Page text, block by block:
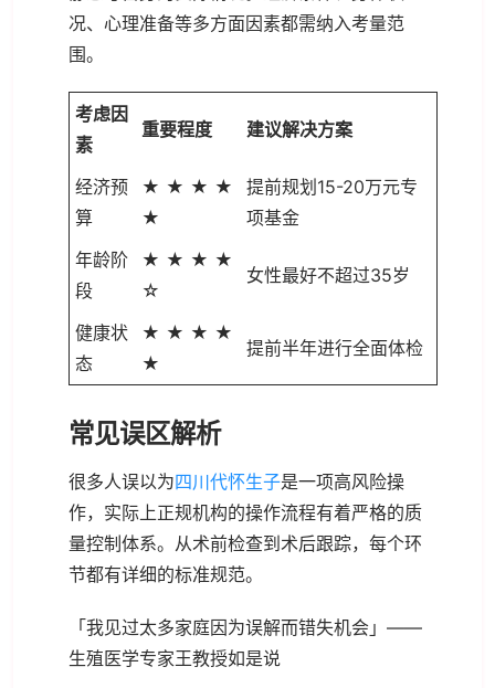
况、心理准备等多方面因素都需纳入考量范
围。
考虑因
素
重要程度 建议解决方案
经济预
算
★ ★ ★ ★
★
提前规划15-20万元专
项基金
年龄阶
段
★ ★ ★ ★
☆
女性最好不超过35岁
健康状
态
★ ★ ★ ★
★
提前半年进行全面体检
常见误区解析
很多人误以为四川代怀生子是一项高风险操
作，实际上正规机构的操作流程有着严格的质
量控制体系。从术前检查到术后跟踪，每个环
节都有详细的标准规范。
「我见过太多家庭因为误解而错失机会」——
生殖医学专家王教授如是说